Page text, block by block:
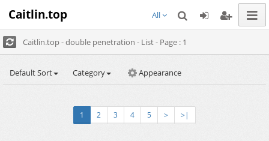
Caitlin.top All
Caitlin.top - double penetration - List - Page : 1
Default Sort Category Appearance
1 2 3 4 5 > >|